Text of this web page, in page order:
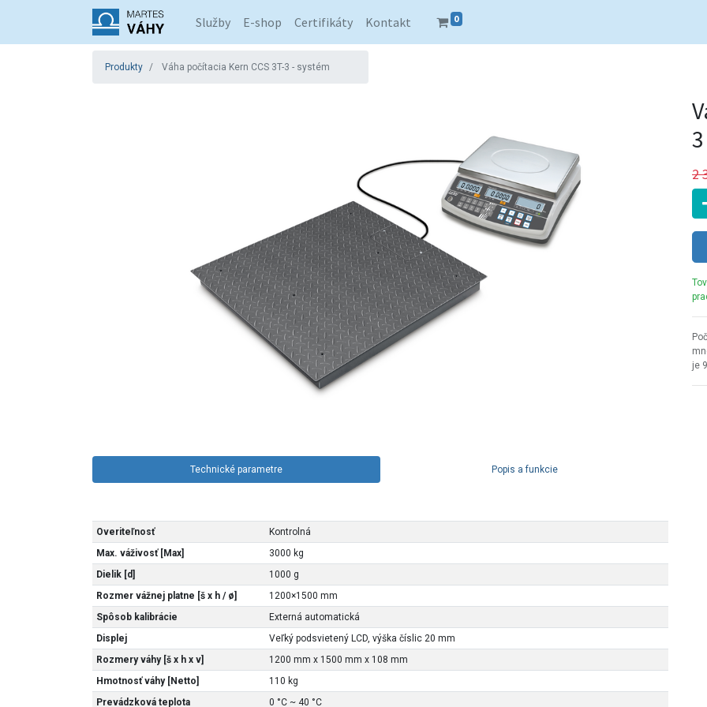
Služby E-shop Certifikáty Kontakt 0
Produkty Váha počítacia Kern CCS 3T-3 - systém
2
je
Technické parametre Popis a funkcie
Overiteľnosť
Kontrolná
Max. váživosť [Max]
3000 kg
Dielik [d]
1000 g
Rozmer vážnej platne [š x h / ø]
1200×1500 mm
Spôsob kalibrácie
Externá automatická
Displej
Veľký podsvietený LCD, výška číslic 20 mm
Rozmery váhy [š x h x v]
1200 mm x 1500 mm x 108 mm
Hmotnosť váhy [Netto]
110 kg
Prevádzková teplota
0 °C ~ 40 °C